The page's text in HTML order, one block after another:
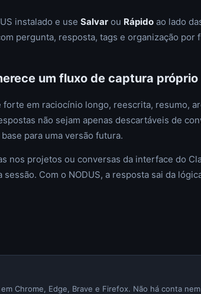
instalado e use Salvar ou Rápido ao lado
pergunta, resposta, tags e organização por
um fluxo de captura próprio
forte em raciocínio longo, reescrita, resumo,
não sejam apenas descartáveis de
para uma versão futura.
nos projetos ou conversas da interface do
Com o NODUS, a resposta sai da
Chrome, Edge, Brave e Firefox. Não há conta